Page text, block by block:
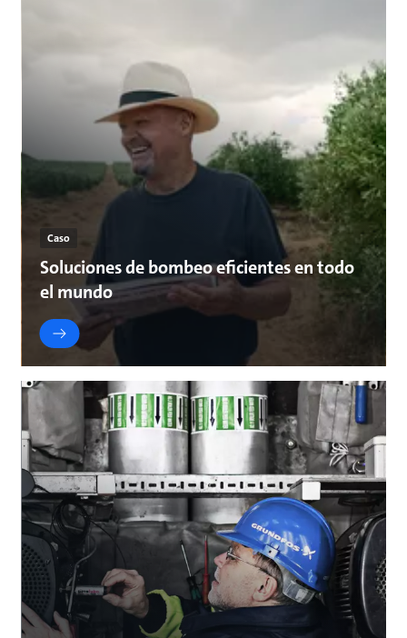
Caso
Soluciones de bombeo eficientes en todo
el mundo